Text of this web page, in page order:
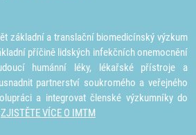
základní a translační biomedicínský výzkum
příčině lidských infekčních onemocnění
humánní léky, lékařské přístroje a
partnerství soukromého a veřejného
a integrovat členské výzkumníky do
ZJISTĚTE VÍCE O IMTM